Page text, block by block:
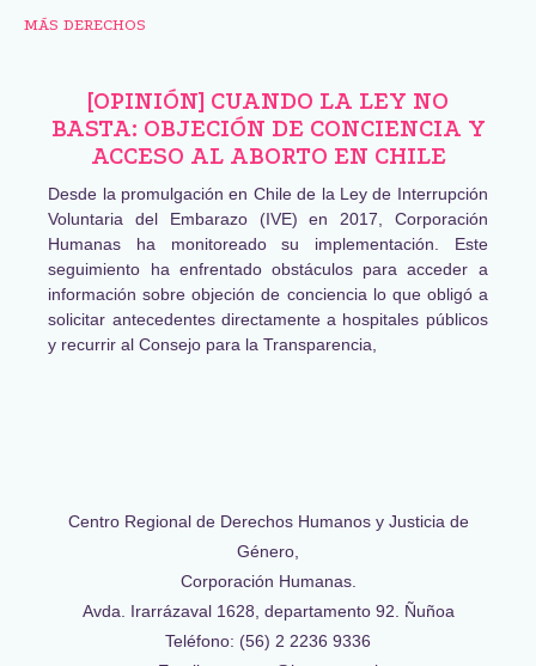
MÁS DERECHOS
[OPINIÓN] CUANDO LA LEY NO
BASTA: OBJECIÓN DE CONCIENCIA Y
ACCESO AL ABORTO EN CHILE
Desde la promulgación en Chile de la Ley de Interrupción
Voluntaria del Embarazo (IVE) en 2017, Corporación
Humanas ha monitoreado su implementación. Este
seguimiento ha enfrentado obstáculos para acceder a
información sobre objeción de conciencia lo que obligó a
solicitar antecedentes directamente a hospitales públicos
y recurrir al Consejo para la Transparencia,
Centro Regional de Derechos Humanos y Justicia de
Género,
Corporación Humanas.
Avda. Irarrázaval 1628, departamento 92. Ñuñoa
Teléfono: (56) 2 2236 9336